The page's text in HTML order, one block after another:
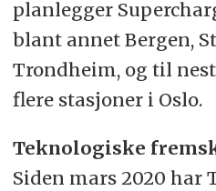
planlegger
blant annet Bergen,
Trondheim, og til
flere stasjoner i Oslo.
Teknologiske
Siden mars 2020 har